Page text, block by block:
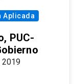
Aplicada
PUC-
2019